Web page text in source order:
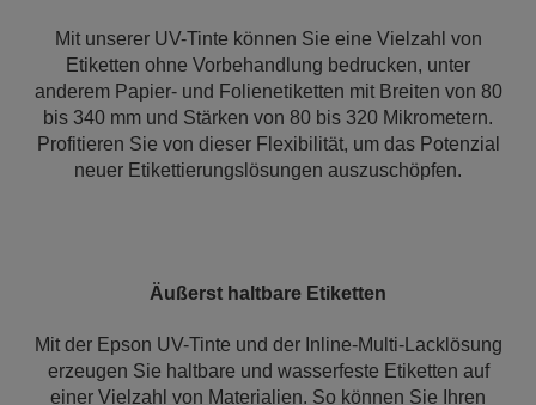
Mit unserer UV-Tinte können Sie eine Vielzahl von
Etiketten ohne Vorbehandlung bedrucken, unter
anderem Papier- und Folienetiketten mit Breiten von 80
bis 340 mm und Stärken von 80 bis 320 Mikrometern.
Profitieren Sie von dieser Flexibilität, um das Potenzial
neuer Etikettierungslösungen auszuschöpfen.
Äußerst haltbare Etiketten
Mit der Epson UV-Tinte und der Inline-Multi-Lacklösung
erzeugen Sie haltbare und wasserfeste Etiketten auf
einer Vielzahl von Materialien. So können Sie Ihren